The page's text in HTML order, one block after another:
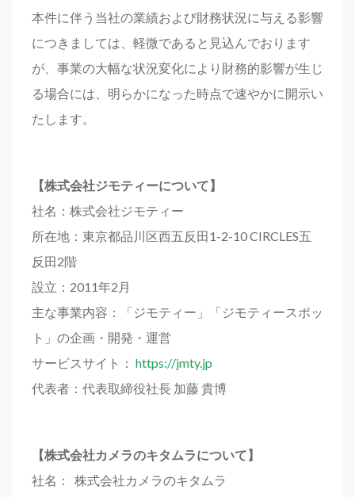
本件に伴う当社の業績および財務状況に与える影響
につきましては、軽微であると見込んでおります
が、事業の大幅な状況変化により財務的影響が生じ
る場合には、明らかになった時点で速やかに開示い
たします。
【株式会社ジモティーについて】
社名：株式会社ジモティー
所在地：東京都品川区西五反田1-2-10 CIRCLES五
反田2階
設立：2011年2月
主な事業内容：「ジモティー」「ジモティースポッ
ト」の企画・開発・運営
サービスサイト： https://jmty.jp
代表者：代表取締役社長 加藤 貴博
【株式会社カメラのキタムラについて】
社名： 株式会社カメラのキタムラ